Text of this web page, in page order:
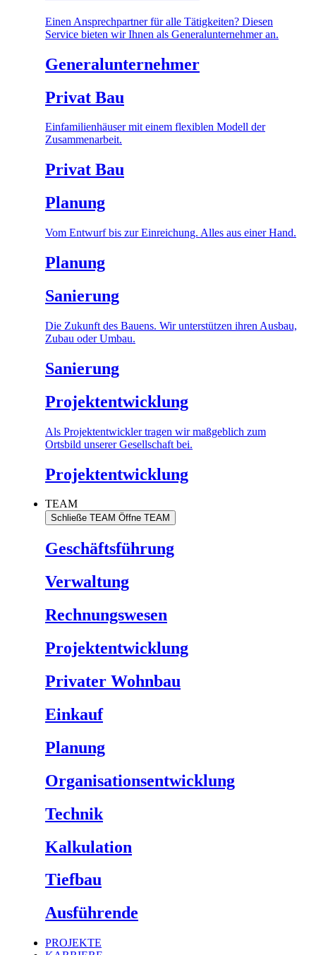
Einen Ansprechpartner für alle Tätigkeiten? Diesen
Service bieten wir Ihnen als Generalunternehmer an.
Generalunternehmer
Privat Bau
Einfamilienhäuser mit einem flexiblen Modell der
Zusammenarbeit.
Privat Bau
Planung
Vom Entwurf bis zur Einreichung. Alles aus einer Hand.
Planung
Sanierung
Die Zukunft des Bauens. Wir unterstützen ihren Ausbau,
Zubau oder Umbau.
Sanierung
Projektentwicklung
Als Projektentwickler tragen wir maßgeblich zum
Ortsbild unserer Gesellschaft bei.
Projektentwicklung
TEAM
Schließe TEAM Öffne TEAM
Geschäftsführung
Verwaltung
Rechnungswesen
Projektentwicklung
Privater Wohnbau
Einkauf
Planung
Organisationsentwicklung
Technik
Kalkulation
Tiefbau
Ausführende
PROJEKTE